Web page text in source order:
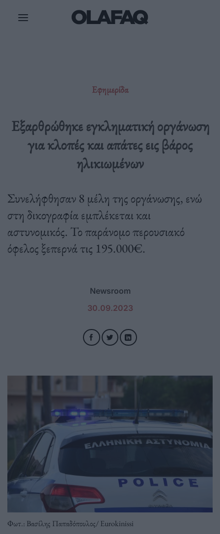
Εφημερίδα
Εξαρθρώθηκε εγκληματική οργάνωση
για κλοπές και απάτες εις βάρος
ηλικιωμένων
Συνελήφθησαν 8 μέλη της οργάνωσης, ενώ
στη δικογραφία εμπλέκεται και
αστυνομικός. Το παράνομο περουσιακό
όφελος ξεπερνά τις 195.000€.
Newsroom
30.09.2023
Φωτ.: Βασίλης Παπαδόπουλος/ Eurokinissi